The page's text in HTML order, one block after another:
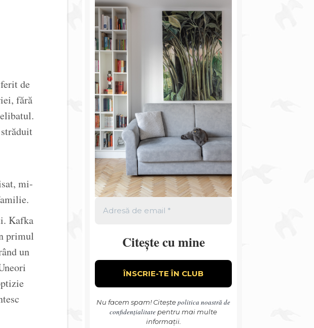
de
fără
mi-
Kafka
primul
un
Citește cu mine
Nu facem spam! Citeștepolitica noastră de
confidențialitate pentru mai multe
informații.